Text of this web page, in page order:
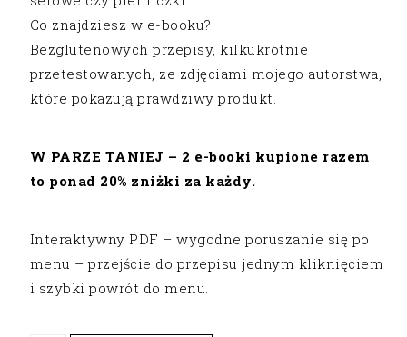
Co znajdziesz w e-booku?
Bezglutenowych przepisy, kilkukrotnie
przetestowanych, ze zdjęciami mojego autorstwa,
które pokazują prawdziwy produkt.
W PARZE TANIEJ – 2 e-booki kupione razem
to ponad 20% zniżki za każdy.
Interaktywny PDF – wygodne poruszanie się po
menu – przejście do przepisu jednym kliknięciem
i szybki powrót do menu.